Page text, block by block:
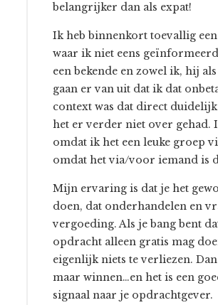
belangrijker dan als expat!
Ik heb binnenkort toevallig
waar ik niet eens
een bekende en zowel ik, hij
gaan er van uit dat ik dat
context was dat direct
het er verder niet over gehad.
omdat ik het een leuke groep
omdat het via/voor iemand is
Mijn ervaring is dat je het
doen, dat onderhandelen en
vergoeding. Als je bang bent
opdracht alleen gratis mag
eigenlijk niets te verliezen.
maar winnen…en het is een
signaal naar je opdrachtgever.